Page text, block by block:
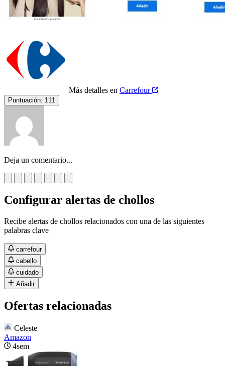
Más detalles en Carrefour
Puntuación: 111
Deja un comentario...
Configurar alertas de chollos
Recibe alertas de chollos relacionados con una de las siguientes
palabras clave
carrefour
cabello
cuidado
Añadir
Ofertas relacionadas
Celeste
Amazon
4sem